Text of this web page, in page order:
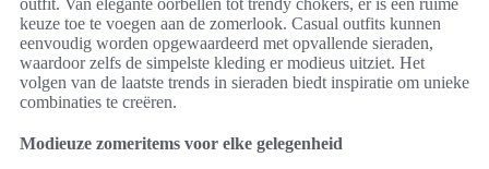
keuze toe te voegen aan de zomerlook. Casual outfits kunnen
eenvoudig worden opgewaardeerd met opvallende sieraden,
waardoor zelfs de simpelste kleding er modieus uitziet. Het
volgen van de laatste trends in sieraden biedt inspiratie om unieke
combinaties te creëren.
Modieuze zomeritems voor elke gelegenheid